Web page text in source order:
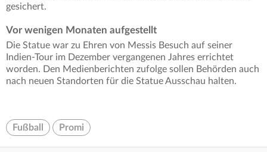
gesichert.
Vor wenigen Monaten aufgestellt
Die Statue war zu Ehren von Messis Besuch auf seiner
Indien-Tour im Dezember vergangenen Jahres errichtet
worden. Den Medienberichten zufolge sollen Behörden auch
nach neuen Standorten für die Statue Ausschau halten.
Fußball Promi